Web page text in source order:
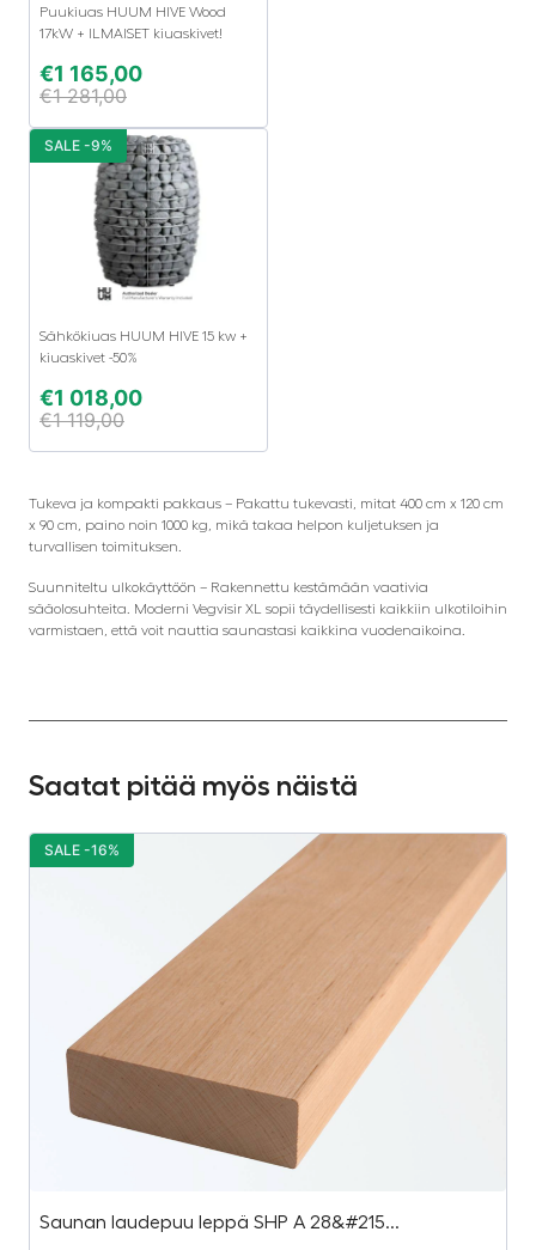
Puukiuas HUUM HIVE Wood
17kW + ILMAISET kiuaskivet!
€1 165,00
€1 281,00
Sähkökiuas HUUM HIVE 15 kw +
kiuaskivet -50%
€1 018,00
€1 119,00
SALE -9%
Tukeva ja kompakti pakkaus – Pakattu tukevasti, mitat 400 cm x 120 cm
x 90 cm, paino noin 1000 kg, mikä takaa helpon kuljetuksen ja
turvallisen toimituksen.
Suunniteltu ulkokäyttöön – Rakennettu kestämään vaativia
sääolosuhteita. Moderni Vegvisir XL sopii täydellisesti kaikkiin ulkotiloihin
varmistaen, että voit nauttia saunastasi kaikkina vuodenaikoina.
Saatat pitää myös näistä
Saunan laudepuu leppä SHP A 28&#215...
SALE -16%